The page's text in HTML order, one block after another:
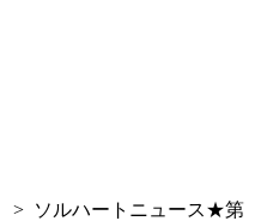
> ソルハートニュース★第